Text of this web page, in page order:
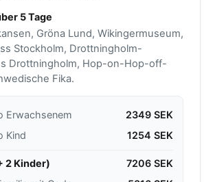
5 Tage
Gröna Lund, Wikingermuseum,
Stockholm, Drottningholm-
Drottningholm, Hop-on-Hop-off-
Fika.
Erwachsenem
2349 SEK
Kind
1254 SEK
2 Kinder)
7206 SEK